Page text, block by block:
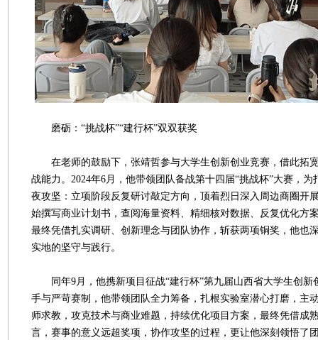
磨砺：“挑战杯”“建行杯”双双获奖
在老师的鼓励下，张靖哲参与大学生创新创业竞赛，借此拓
战能力。2024年6月，他带领团队备战第十四届“挑战杯”大赛，
夜攻坚：立项阶段反复研讨敲定方向，顶着烈日深入周边商圈开
始撰写商业计划书，查阅海量资料、精细核对数据、反复优化方
最终凭借扎实调研、创新理念与团队协作，斩获两项铜奖，他也
实地的坚守与践行。
同年9月，他携新项目征战“建行杯”第九届山西省大学生创新
手与严苛赛制，他带领团队全力筹备，扎根实验室潜心打磨，主
师求教，攻克技术与商业难题，持续优化项目方案，最终凭借成
言，赛事的意义远超奖项，协作攻坚的过程，更让他深刻领悟了